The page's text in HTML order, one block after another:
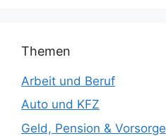
Themen
Arbeit und Beruf
Auto und KFZ
Geld, Pension & Vorsorge